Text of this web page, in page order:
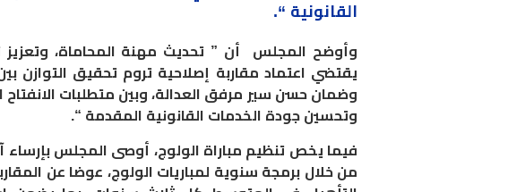
القانونية “.
وأوضح المجلس أن ” تحديث مهنة المحاماة، وتعزيز
يقتضي اعتماد مقاربة إصلاحية تروم تحقيق التوازن
وضمان حسن سير مرفق العدالة، وبين متطلبات
وتحسين جودة الخدمات القانونية المقدمة “.
فيما يخص تنظيم مباراة الولوج، أوصى المجلس بإرساء
من خلال برمجة سنوية لمباريات الولوج، عوضا عن